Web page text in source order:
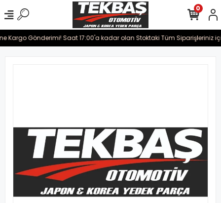
Kargo Gönderimi! Saat 17:00'a kadar olan Stoktaki Tüm Siparişleriniz
0